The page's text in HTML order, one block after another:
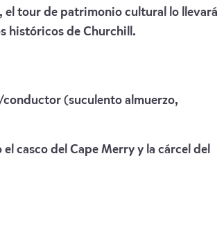
el tour de patrimonio cultural lo llevará
históricos de Churchill.
(suculento almuerzo,
casco del Cape Merry y la cárcel del